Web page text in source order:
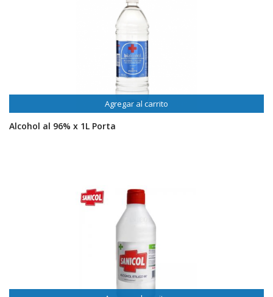
Agregar al carrito
Alcohol al 96% x 1L Porta